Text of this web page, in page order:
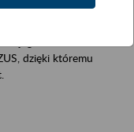
dzięki któremu